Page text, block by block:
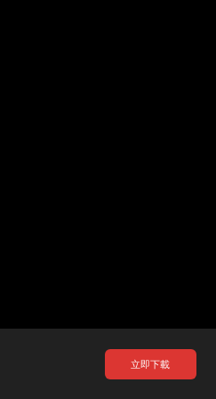
立即下載